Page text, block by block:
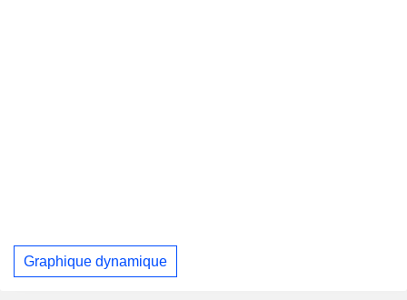
Graphique dynamique